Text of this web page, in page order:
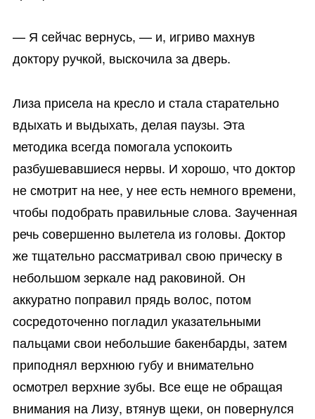
— Я сейчас вернусь, — и, игриво махнув
доктору ручкой, выскочила за дверь.
Лиза присела на кресло и стала старательно
вдыхать и выдыхать, делая паузы. Эта
методика всегда помогала успокоить
разбушевавшиеся нервы. И хорошо, что доктор
не смотрит на нее, у нее есть немного времени,
чтобы подобрать правильные слова. Заученная
речь совершенно вылетела из головы. Доктор
же тщательно рассматривал свою прическу в
небольшом зеркале над раковиной. Он
аккуратно поправил прядь волос, потом
сосредоточенно погладил указательными
пальцами свои небольшие бакенбарды, затем
приподнял верхнюю губу и внимательно
осмотрел верхние зубы. Все еще не обращая
внимания на Лизу, втянув щеки, он повернулся